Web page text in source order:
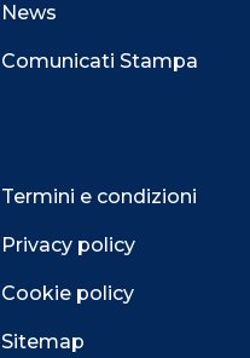
News
Comunicati Stampa
Termini e condizioni
Privacy policy
Cookie policy
Sitemap